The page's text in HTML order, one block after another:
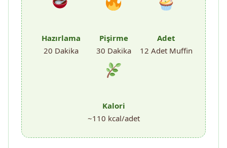
Hazırlama
20 Dakika
Pişirme
30 Dakika
Adet
12 Adet Muffin
Kalori
~110 kcal/adet